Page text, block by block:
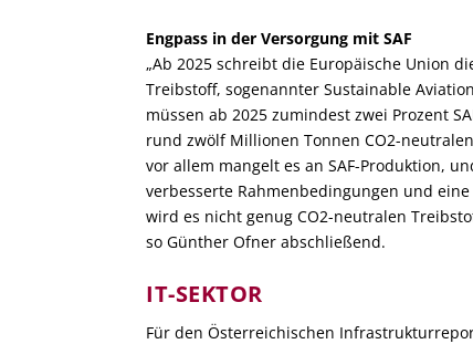
Engpass in der Versorgung mit SAF
„Ab 2025 schreibt die Europäische Union
Treibstoff, sogenannter Sustainable
müssen ab 2025 zumindest zwei Prozent
rund zwölf Millionen Tonnen CO2-
vor allem mangelt es an SAF-Produktion,
verbesserte Rahmenbedingungen und
wird es nicht genug CO2-neutralen
so Günther Ofner abschließend.
IT-SEKTOR
Für den Österreichischen